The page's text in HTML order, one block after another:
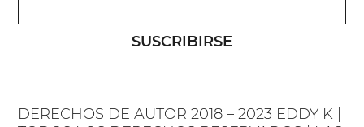
DERECHOS DE AUTOR 2018 – 2023 EDDY K |
SUSCRIBIRSE